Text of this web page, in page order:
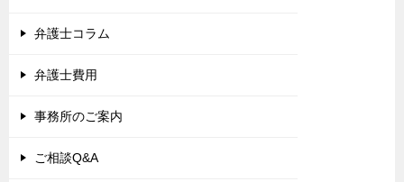
弁護士コラム
弁護士費用
事務所のご案内
ご相談Q&A